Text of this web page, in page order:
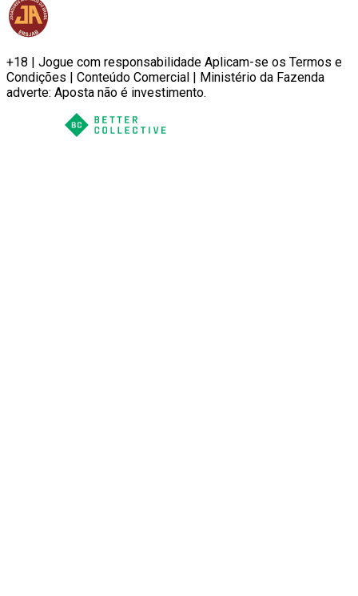
+18 | Jogue com responsabilidade Aplicam-se os Termos e
Condições | Conteúdo Comercial | Ministério da Fazenda
adverte: Aposta não é investimento.